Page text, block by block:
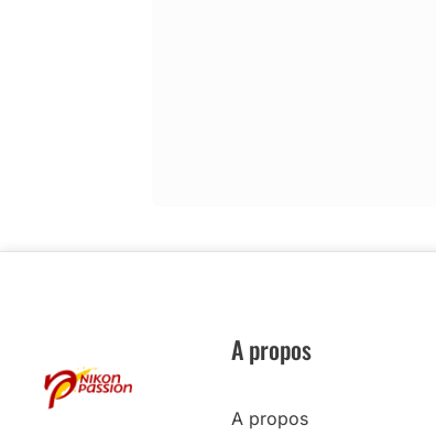
A propos
A propos